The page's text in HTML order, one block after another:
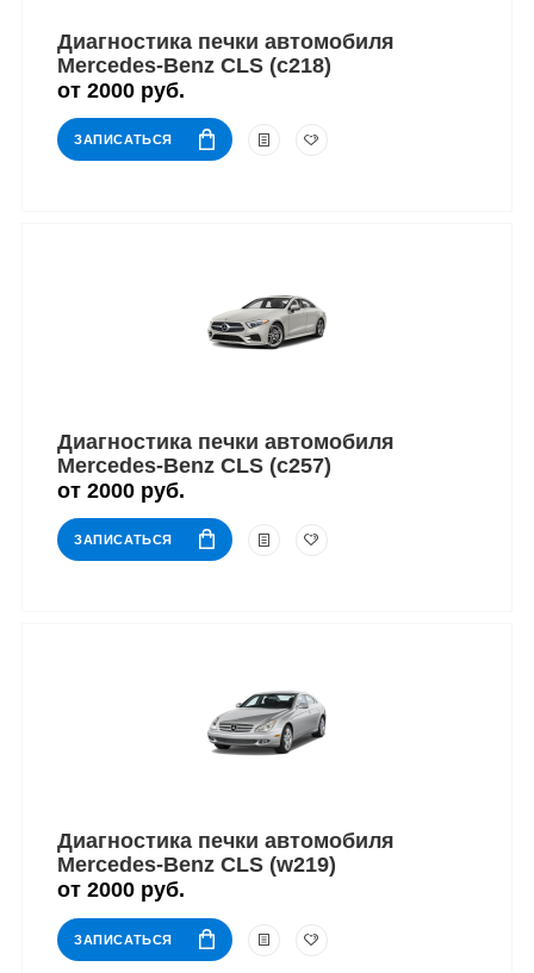
Диагностика печки автомобиля
Mercedes-Benz CLS (c218)
от 2000 руб.
ЗАПИСАТЬСЯ
Диагностика печки автомобиля
Mercedes-Benz CLS (c257)
от 2000 руб.
ЗАПИСАТЬСЯ
Диагностика печки автомобиля
Mercedes-Benz CLS (w219)
от 2000 руб.
ЗАПИСАТЬСЯ